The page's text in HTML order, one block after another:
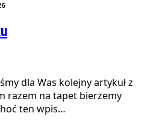
dla Was kolejny artykuł z
razem na tapet bierzemy
ten wpis…